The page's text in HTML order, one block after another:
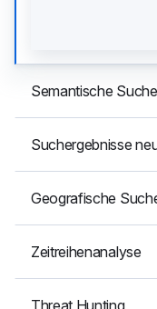
Semantische Suche
Suchergebnisse
Geografische
Zeitreihenanalyse
Threat Hunting